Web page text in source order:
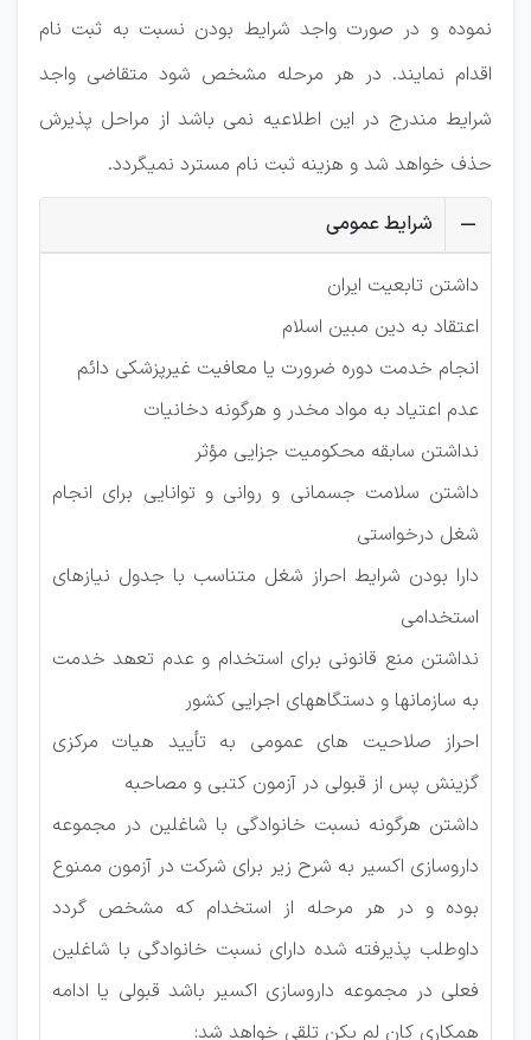
نموده و در صورت واجد شرايط بودن نسبت به ثبت نام
اقدام نمايند. در هر مرحله مشخص شود متقاضی واجد
شرايط مندرج در اين اطلاعيه نمی باشد از مراحل پذيرش
حذف خواهد شد و هزينه ثبت نام مسترد نمیگردد.
شرایط عمومی
داشتن تابعیت ايران
اعتقاد به دین مبین اسلام
انجام خدمت دوره ضرورت يا معافیت غیرپزشکی دائم
عدم اعتیاد به مواد مخدر و ھرگونه دخانیات
نداشتن سابقه محکومیت جزايی مؤثر
داشتن سلامت جسمانی و روانی و توانايی برای انجام
شغل درخواستی
دارا بودن شرايط احراز شغل متناسب با جدول نیازھای
استخدامی
نداشتن منع قانونی برای استخدام و عدم تعھد خدمت
به سازمانها و دستگاههای اجرایی کشور
احراز صلاحیت ھای عمومی به تأيید ھیات مرکزی
گزينش پس از قبولی در آزمون کتبی و مصاحبه
داشتن هرگونه نسبت خانوادگی با شاغلین در مجموعه
داروسازی اکسیر به شرح زیر برای شرکت در آزمون ممنوع
بوده و در ھر مرحله از استخدام که مشخص گردد
داوطلب پذیرفته شده دارای نسبت خانوادگی با شاغلین
فعلی در مجموعه داروسازی اکسیر باشد قبولی یا ادامه
ھمکاری کان لم یکن تلقی خواھد شد: